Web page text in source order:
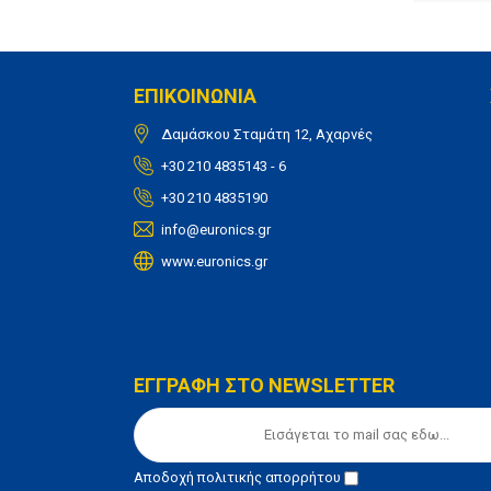
ΕΠΙΚΟΙΝΩΝΙΑ
Δαμάσκου Σταμάτη 12, Αχαρνές
+30 210 4835143 - 6
+30 210 4835190
info@euronics.gr
www.euronics.gr
ΕΓΓΡΑΦΗ ΣΤΟ NEWSLETTER
Αποδοχήπολιτικής απορρήτου